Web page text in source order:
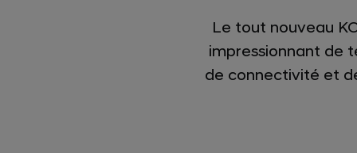
Le tout nouveau
impressionnant de
de connectivité et